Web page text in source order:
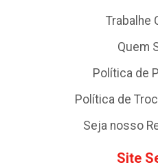
Trabalhe
Quem
Política de
Política de
Seja nosso
Site